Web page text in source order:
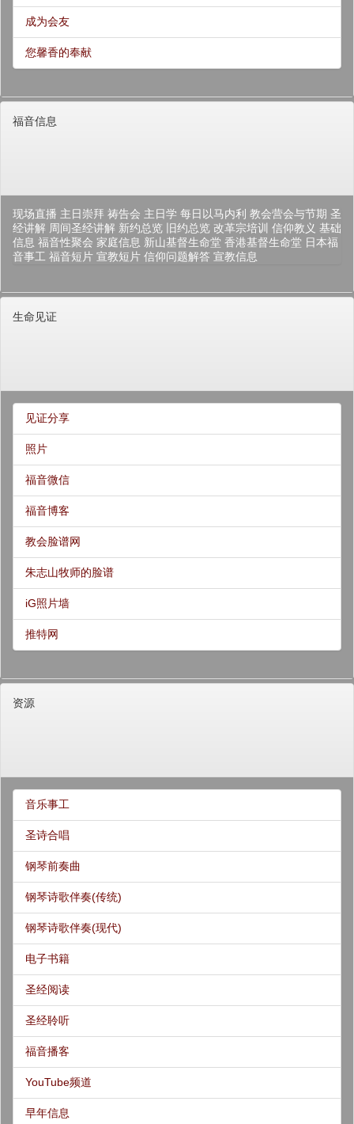
成为会友
您馨香的奉献
福音信息
现场直播 主日崇拜 祷告会 主日学 每日以马内利 教会营会与节期 圣
经讲解 周间圣经讲解 新约总览 旧约总览 改革宗培训 信仰教义 基础
信息 福音性聚会 家庭信息 新山基督生命堂 香港基督生命堂 日本福
音事工 福音短片 宣教短片 信仰问题解答 宣教信息
生命见证
见证分享
照片
福音微信
福音博客
教会脸谱网
朱志山牧师的脸谱
iG照片墙
推特网
资源
音乐事工
圣诗合唱
钢琴前奏曲
钢琴诗歌伴奏(传统)
钢琴诗歌伴奏(现代)
电子书籍
圣经阅读
圣经聆听
福音播客
YouTube频道
早年信息